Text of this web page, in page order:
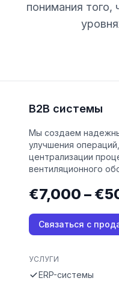
понимания того,
B2B системы
Мы создаем
улучшения
централизации
вентиляционного
€7,000 –
Связаться с
УСЛУГИ
ERP-системы